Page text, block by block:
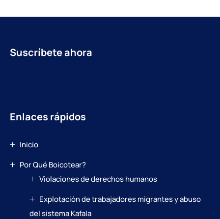
Suscríbete ahora
Enlaces rápidos
Inicio
Por Qué Boicotear?
Violaciones de derechos humanos
Explotación de trabajadores migrantes y abuso
del sistema Kafala